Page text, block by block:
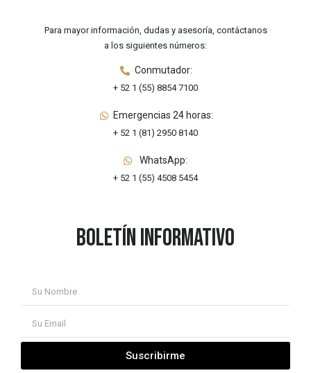
Para mayor información, dudas y asesoría, contáctanos
a los siguientes números:
Conmutador:
+ 52 1 (55) 8854 7100
Emergencias 24 horas:
+ 52 1 (81) 2950 8140
WhatsApp:
+ 52 1 (55) 4508 5454
Boletín informativo
Suscribirme